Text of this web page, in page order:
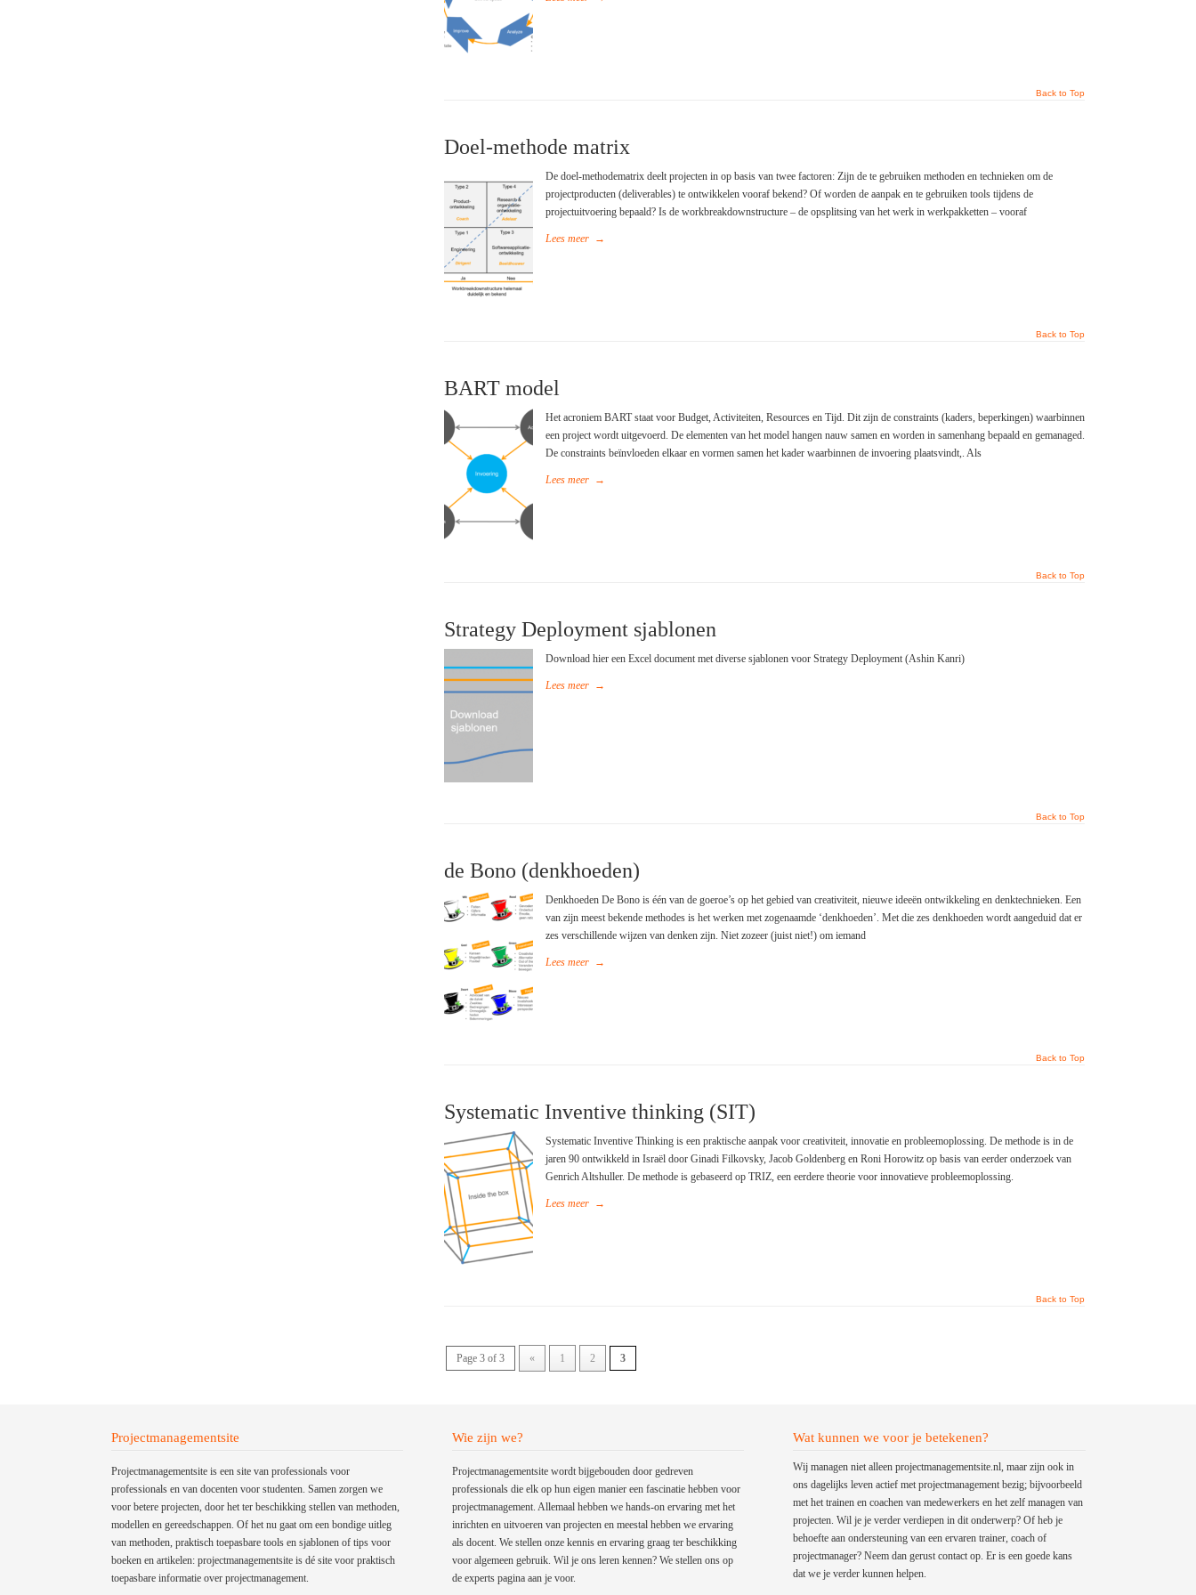
Back to Top
Doel-methode matrix
De doel-methodematrix deelt projecten in op basis van twee factoren: Zijn de te gebruiken methoden en technieken om de
projectproducten (deliverables) te ontwikkelen vooraf bekend? Of worden de aanpak en te gebruiken tools tijdens de
projectuitvoering bepaald? Is de workbreakdownstructure – de opsplitsing van het werk in werkpakketten – vooraf
Lees meer →
Back to Top
BART model
Het acroniem BART staat voor Budget, Activiteiten, Resources en Tijd. Dit zijn de constraints (kaders, beperkingen) waarbinnen
een project wordt uitgevoerd. De elementen van het model hangen nauw samen en worden in samenhang bepaald en gemanaged.
De constraints beïnvloeden elkaar en vormen samen het kader waarbinnen de invoering plaatsvindt,. Als
Lees meer →
Back to Top
Strategy Deployment sjablonen
Download hier een Excel document met diverse sjablonen voor Strategy Deployment (Ashin Kanri)
Lees meer →
Back to Top
de Bono (denkhoeden)
Denkhoeden De Bono is één van de goeroe’s op het gebied van creativiteit, nieuwe ideeën ontwikkeling en denktechnieken. Een
van zijn meest bekende methodes is het werken met zogenaamde ‘denkhoeden’. Met die zes denkhoeden wordt aangeduid dat er
zes verschillende wijzen van denken zijn. Niet zozeer (juist niet!) om iemand
Lees meer →
Back to Top
Systematic Inventive thinking (SIT)
Systematic Inventive Thinking is een praktische aanpak voor creativiteit, innovatie en probleemoplossing. De methode is in de
jaren 90 ontwikkeld in Israël door Ginadi Filkovsky, Jacob Goldenberg en Roni Horowitz op basis van eerder onderzoek van
Genrich Altshuller. De methode is gebaseerd op TRIZ, een eerdere theorie voor innovatieve probleemoplossing.
Lees meer →
Back to Top
Page 3 of 3 « 1 2 3
Projectmanagementsite
Projectmanagementsite is een site van professionals voor
professionals en van docenten voor studenten. Samen zorgen we
voor betere projecten, door het ter beschikking stellen van methoden,
modellen en gereedschappen. Of het nu gaat om een bondige uitleg
van methoden, praktisch toepasbare tools en sjablonen of tips voor
boeken en artikelen: projectmanagementsite is dé site voor praktisch
toepasbare informatie over projectmanagement.
Wie zijn we?
Projectmanagementsite wordt bijgebouden door gedreven
professionals die elk op hun eigen manier een fascinatie hebben voor
projectmanagement. Allemaal hebben we hands-on ervaring met het
inrichten en uitvoeren van projecten en meestal hebben we ervaring
als docent. We stellen onze kennis en ervaring graag ter beschikking
voor algemeen gebruik. Wil je ons leren kennen? We stellen ons op
de experts pagina aan je voor.
Wat kunnen we voor je betekenen?
Wij managen niet alleen projectmanagementsite.nl, maar zijn ook in
ons dagelijks leven actief met projectmanagement bezig; bijvoorbeeld
met het trainen en coachen van medewerkers en het zelf managen van
projecten. Wil je je verder verdiepen in dit onderwerp? Of heb je
behoefte aan ondersteuning van een ervaren trainer, coach of
projectmanager? Neem dan gerust contact op. Er is een goede kans
dat we je verder kunnen helpen.